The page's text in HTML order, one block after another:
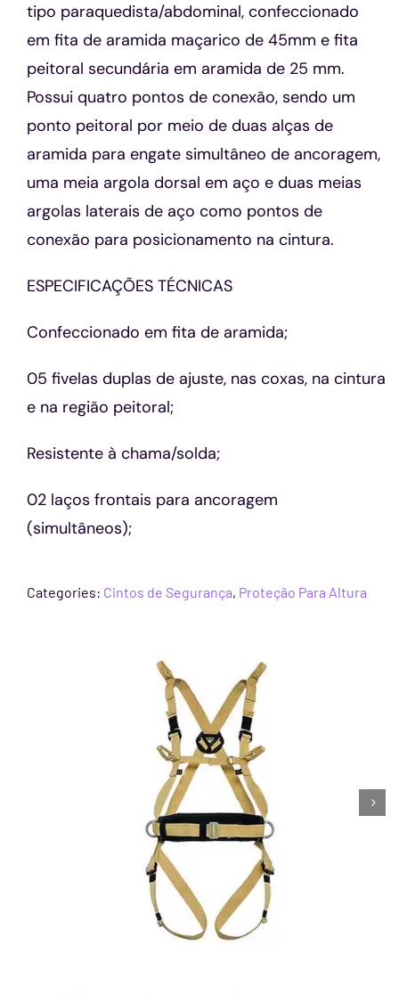
tipo paraquedista/abdominal, confeccionado
em fita de aramida maçarico de 45mm e fita
peitoral secundária em aramida de 25 mm.
Possui quatro pontos de conexão, sendo um
ponto peitoral por meio de duas alças de
aramida para engate simultâneo de ancoragem,
uma meia argola dorsal em aço e duas meias
argolas laterais de aço como pontos de
conexão para posicionamento na cintura.
ESPECIFICAÇÕES TÉCNICAS
Confeccionado em fita de aramida;
05 fivelas duplas de ajuste, nas coxas, na cintura
e na região peitoral;
Resistente à chama/solda;
02 laços frontais para ancoragem
(simultâneos);
Categories: Cintos de Segurança, Proteção Para Altura